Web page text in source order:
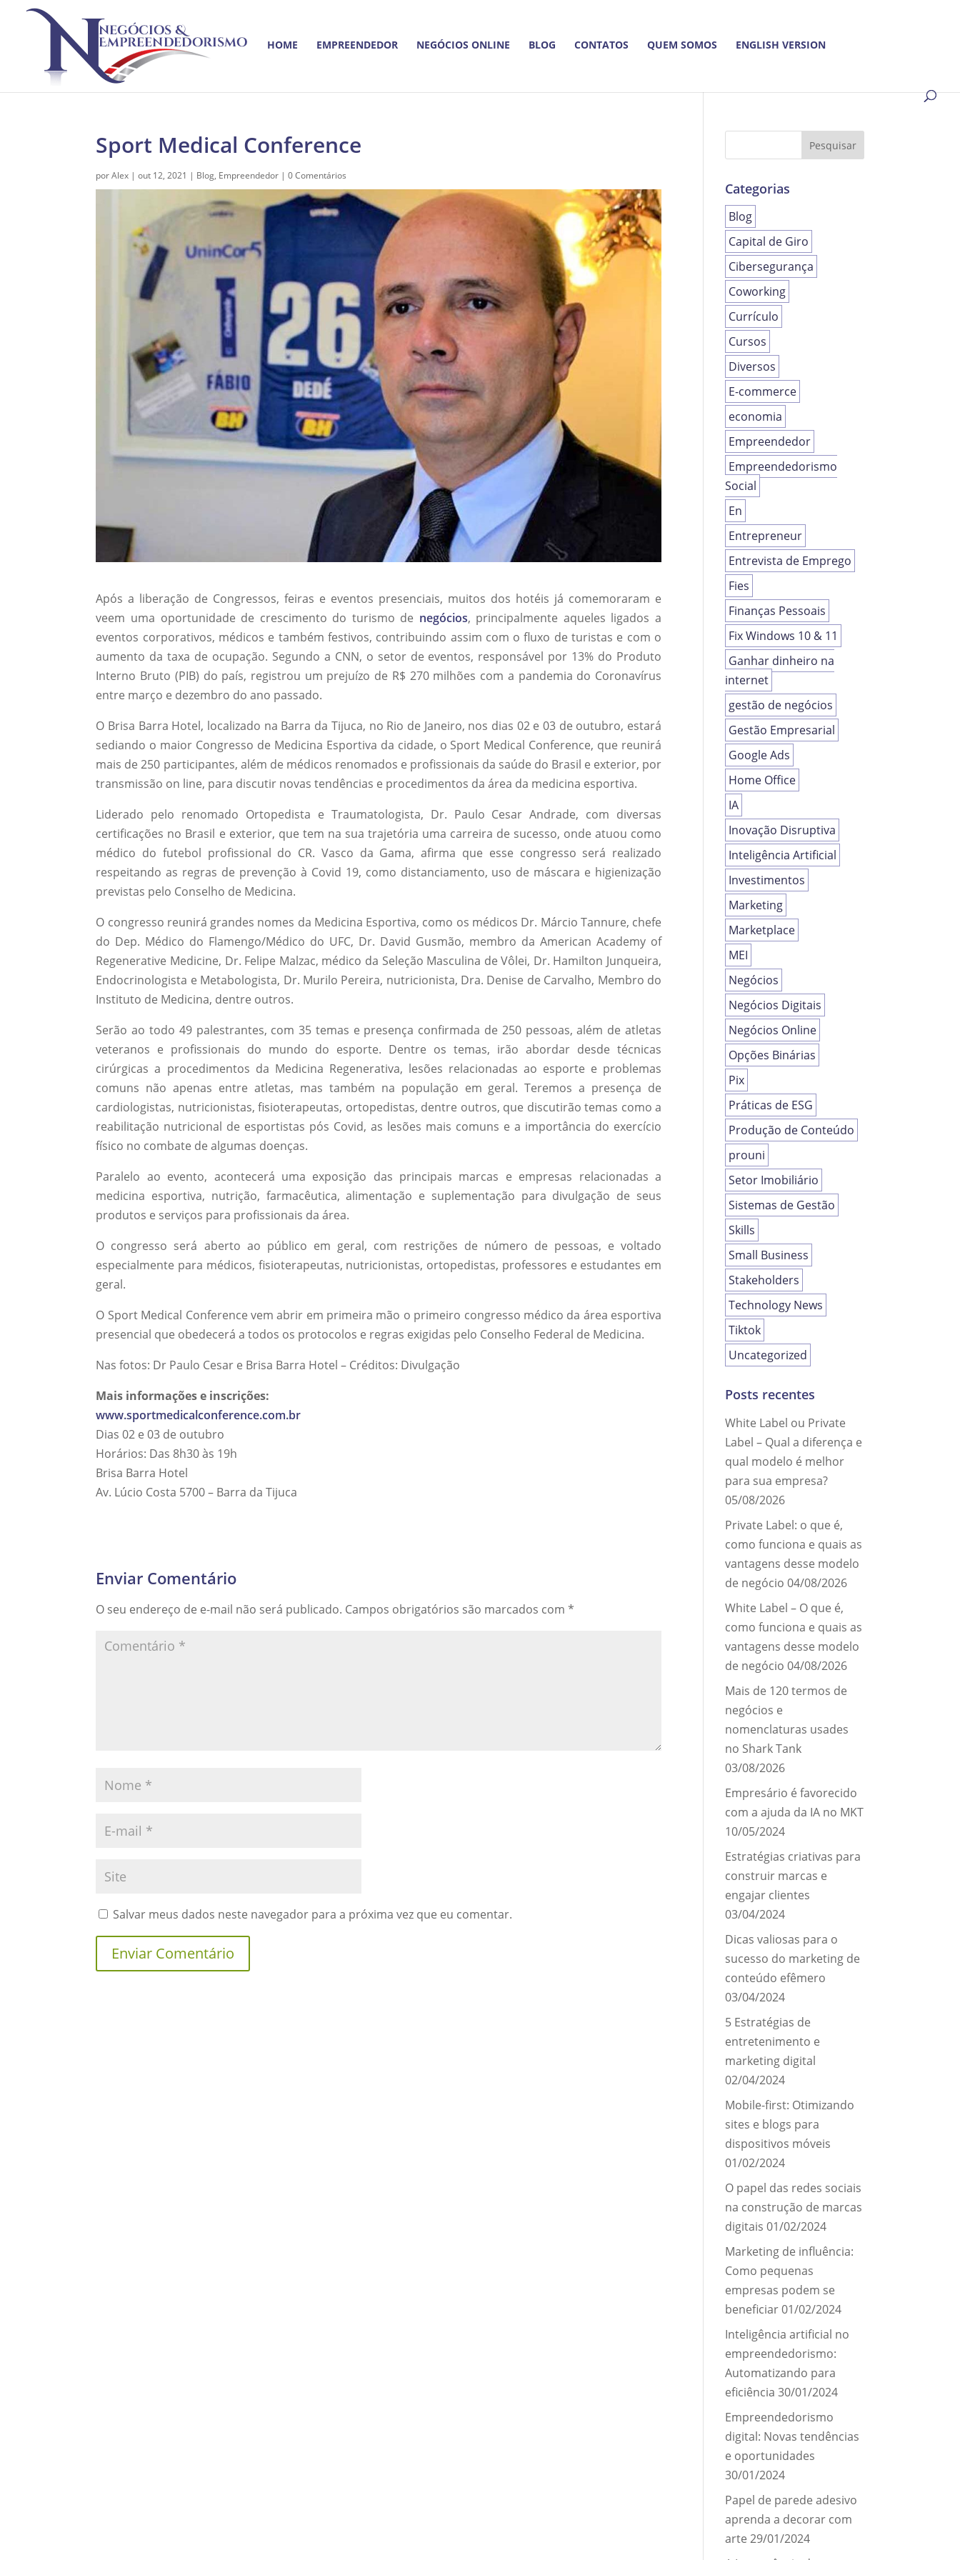
HOME EMPREENDEDOR NEGÓCIOS ONLINE BLOG CONTATOS QUEM SOMOS ENGLISH VERSION
Sport Medical Conference
porAlex |out 12, 2021 | Blog, Empreendedor |0 Comentários
Após a liberação de Congressos, feiras e eventos presenciais, muitos dos hotéis já comemoraram e
veem uma oportunidade de crescimento do turismo de negócios, principalmente aqueles ligados a
eventos corporativos, médicos e também festivos, contribuindo assim com o fluxo de turistas e com o
aumento da taxa de ocupação. Segundo a CNN, o setor de eventos, responsável por 13% do Produto
Interno Bruto (PIB) do país, registrou um prejuízo de R$ 270 milhões com a pandemia do Coronavírus
entre março e dezembro do ano passado.
O Brisa Barra Hotel, localizado na Barra da Tijuca, no Rio de Janeiro, nos dias 02 e 03 de outubro, estará
sediando o maior Congresso de Medicina Esportiva da cidade, o Sport Medical Conference, que reunirá
mais de 250 participantes, além de médicos renomados e profissionais da saúde do Brasil e exterior, por
transmissão on line, para discutir novas tendências e procedimentos da área da medicina esportiva.
Liderado pelo renomado Ortopedista e Traumatologista, Dr. Paulo Cesar Andrade, com diversas
certificações no Brasil e exterior, que tem na sua trajetória uma carreira de sucesso, onde atuou como
médico do futebol profissional do CR. Vasco da Gama, afirma que esse congresso será realizado
respeitando as regras de prevenção à Covid 19, como distanciamento, uso de máscara e higienização
previstas pelo Conselho de Medicina.
O congresso reunirá grandes nomes da Medicina Esportiva, como os médicos Dr. Márcio Tannure, chefe
do Dep. Médico do Flamengo/Médico do UFC, Dr. David Gusmão, membro da American Academy of
Regenerative Medicine, Dr. Felipe Malzac, médico da Seleção Masculina de Vôlei, Dr. Hamilton Junqueira,
Endocrinologista e Metabologista, Dr. Murilo Pereira, nutricionista, Dra. Denise de Carvalho, Membro do
Instituto de Medicina, dentre outros.
Serão ao todo 49 palestrantes, com 35 temas e presença confirmada de 250 pessoas, além de atletas
veteranos e profissionais do mundo do esporte. Dentre os temas, irão abordar desde técnicas
cirúrgicas a procedimentos da Medicina Regenerativa, lesões relacionadas ao esporte e problemas
comuns não apenas entre atletas, mas também na população em geral. Teremos a presença de
cardiologistas, nutricionistas, fisioterapeutas, ortopedistas, dentre outros, que discutirão temas como a
reabilitação nutricional de esportistas pós Covid, as lesões mais comuns e a importância do exercício
físico no combate de algumas doenças.
Paralelo ao evento, acontecerá uma exposição das principais marcas e empresas relacionadas a
medicina esportiva, nutrição, farmacêutica, alimentação e suplementação para divulgação de seus
produtos e serviços para profissionais da área.
O congresso será aberto ao público em geral, com restrições de número de pessoas, e voltado
especialmente para médicos, fisioterapeutas, nutricionistas, ortopedistas, professores e estudantes em
geral.
O Sport Medical Conference vem abrir em primeira mão o primeiro congresso médico da área esportiva
presencial que obedecerá a todos os protocolos e regras exigidas pelo Conselho Federal de Medicina.
Nas fotos: Dr Paulo Cesar e Brisa Barra Hotel – Créditos: Divulgação
Mais informações e inscrições:
www.sportmedicalconference.com.br
Dias 02 e 03 de outubro
Horários: Das 8h30 às 19h
Brisa Barra Hotel
Av. Lúcio Costa 5700 – Barra da Tijuca
Enviar Comentário
O seu endereço de e-mail não será publicado. Campos obrigatórios são marcados com*
Salvar meus dados neste navegador para a próxima vez que eu comentar.
Categorias
Blog
Capital de Giro
Cibersegurança
Coworking
Currículo
Cursos
Diversos
E-commerce
economia
Empreendedor
Empreendedorismo
Social
En
Entrepreneur
Entrevista de Emprego
Fies
Finanças Pessoais
Fix Windows 10 & 11
Ganhar dinheiro na
internet
gestão de negócios
Gestão Empresarial
Google Ads
Home Office
IA
Inovação Disruptiva
Inteligência Artificial
Investimentos
Marketing
Marketplace
MEI
Negócios
Negócios Digitais
Negócios Online
Opções Binárias
Pix
Práticas de ESG
Produção de Conteúdo
prouni
Setor Imobiliário
Sistemas de Gestão
Skills
Small Business
Stakeholders
Technology News
Tiktok
Uncategorized
Posts recentes
White Label ou Private
Label – Qual a diferença e
qual modelo é melhor
para sua empresa?
05/08/2026
Private Label: o que é,
como funciona e quais as
vantagens desse modelo
de negócio 04/08/2026
White Label – O que é,
como funciona e quais as
vantagens desse modelo
de negócio 04/08/2026
Mais de 120 termos de
negócios e
nomenclaturas usades
no Shark Tank
03/08/2026
Empresário é favorecido
com a ajuda da IA no MKT
10/05/2024
Estratégias criativas para
construir marcas e
engajar clientes
03/04/2024
Dicas valiosas para o
sucesso do marketing de
conteúdo efêmero
03/04/2024
5 Estratégias de
entretenimento e
marketing digital
02/04/2024
Mobile-first: Otimizando
sites e blogs para
dispositivos móveis
01/02/2024
O papel das redes sociais
na construção de marcas
digitais 01/02/2024
Marketing de influência:
Como pequenas
empresas podem se
beneficiar01/02/2024
Inteligência artificial no
empreendedorismo:
Automatizando para
eficiência 30/01/2024
Empreendedorismo
digital: Novas tendências
e oportunidades
30/01/2024
Papel de parede adesivo
aprenda a decorar com
arte 29/01/2024